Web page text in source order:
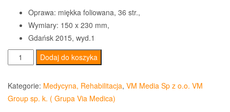
Oprawa: miękka foliowana, 36 str.,
Wymiary: 150 x 230 mm,
Gdańsk 2015, wyd.1
ilość
Elektrochemioterapia
-
przydatność
kliniczna
Dodaj do koszyka
Kategorie: Medycyna, Rehabilitacja, VM Media Sp z o.o. VM
Group sp. k. ( Grupa Via Medica)